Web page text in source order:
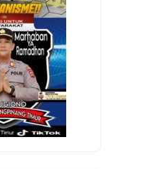
Pesilat Terengganu Latihan
Bersama di Tanjungpinang
Kejuaraan Malaysia